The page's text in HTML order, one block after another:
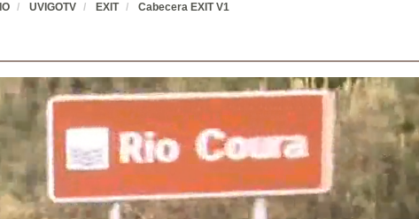
UVIGOTV EXIT Cabecera EXIT V1